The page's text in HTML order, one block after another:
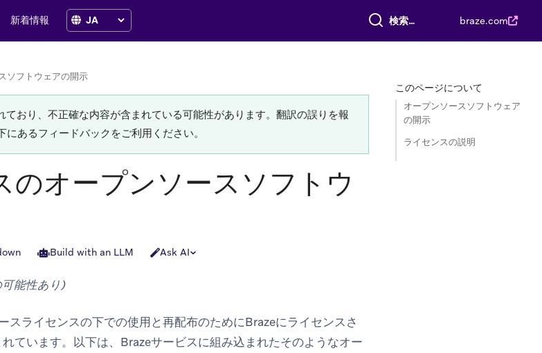
新着情報 すべて検索 braze.com
ソフトウェアの開示
ており、不正確な内容が含まれている可能性があります。翻訳の誤りを報
あるフィードバックをご利用ください。
のオープンソースソフトウ
Build with an LLM Ask AI
能性あり)
スライセンスの下での使用と再配布のためにBrazeにライセンスさ
ています。以下は、Brazeサービスに組み込まれたそのようなオー
このページについて
オープンソースソフトウェア
の開示
ライセンスの説明